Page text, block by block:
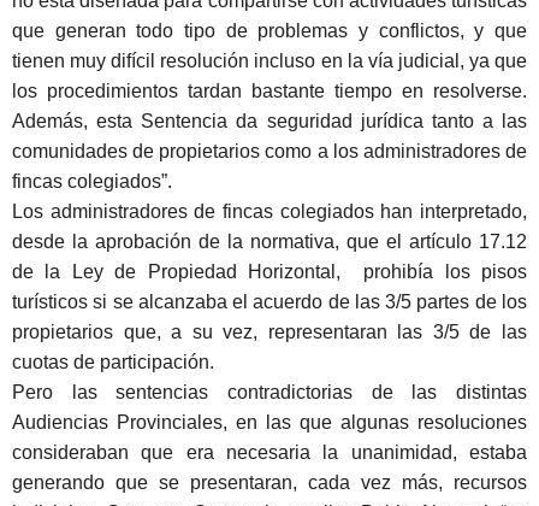
que generan todo tipo de problemas y conflictos, y que
tienen muy difícil resolución incluso en la vía judicial, ya que
los procedimientos tardan bastante tiempo en resolverse.
Además, esta Sentencia da seguridad jurídica tanto a las
comunidades de propietarios como a los administradores de
fincas colegiados”.
Los administradores de fincas colegiados han interpretado,
desde la aprobación de la normativa, que el artículo 17.12
de la Ley de Propiedad Horizontal, prohibía los pisos
turísticos si se alcanzaba el acuerdo de las 3/5 partes de los
propietarios que, a su vez, representaran las 3/5 de las
cuotas de participación.
Pero las sentencias contradictorias de las distintas
Audiencias Provinciales, en las que algunas resoluciones
consideraban que era necesaria la unanimidad, estaba
generando que se presentaran, cada vez más, recursos